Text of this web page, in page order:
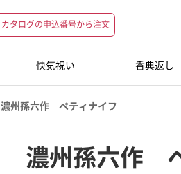
カタログの申込番号から注文
快気祝い 香典返し
濃州孫六作 ペティナイフ
濃州孫六作